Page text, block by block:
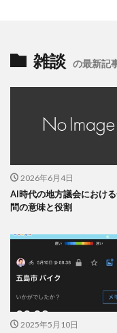
雑談 の最新記
2026年6月4日
AI時代の地方議会におけ
問の意味と役割
2025年5月10日